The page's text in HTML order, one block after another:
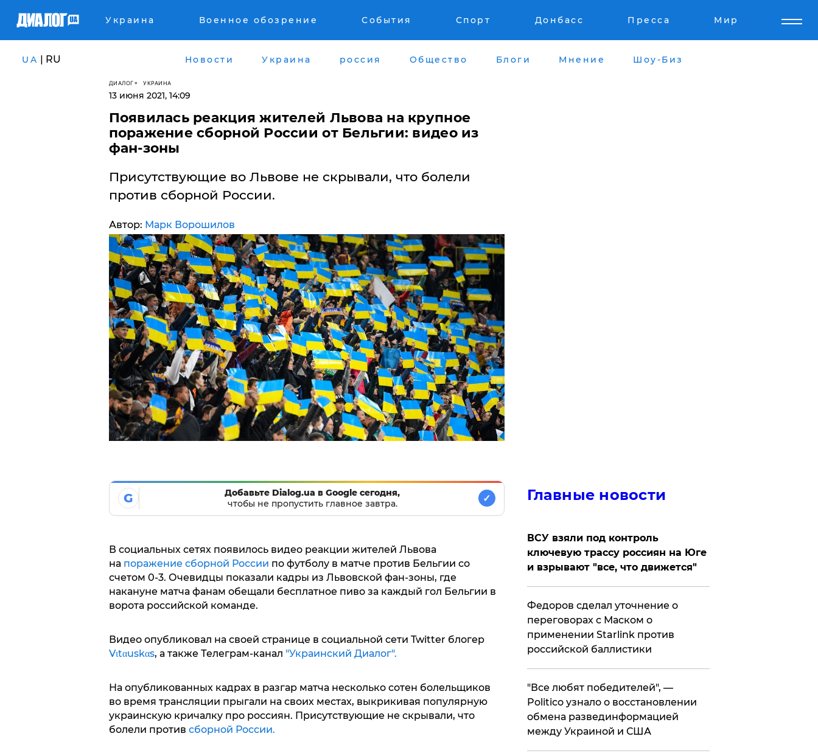
Украина Военное обозрение События Спорт Донбасс Пресса Мир
UA | RU Новости Украина россия Общество Блоги Мнение Шоу-Биз
ДИАЛОГ УКРАИНА
13 июня 2021, 14:09
Появилась реакция жителей Львова на крупное
поражение сборной России от Бельгии: видео из
фан-зоны
Присутствующие во Львове не скрывали, что болели
против ​сборной России.
Автор: Марк Ворошилов
G
Добавьте Dialog.ua в Google сегодня,
чтобы не пропустить главное завтра.
✓
В социальных сетях появилось видео реакции жителей Львова
на поражение сборной России по футболу в матче против Бельгии со
счетом 0-3. Очевидцы показали кадры из Львовской фан-зоны, где
накануне матча фанам обещали бесплатное пиво за каждый гол Бельгии в
ворота российской команде.
Видео опубликовал на своей странице в социальной сети Twitter блогер
Vιtαuskαs, а также Телеграм-канал "Украинский Диалог".
На опубликованных кадрах в разгар матча несколько сотен болельщиков
во время трансляции прыгали на своих местах, выкрикивая популярную
украинскую кричалку про россиян. Присутствующие не скрывали, что
болели против сборной России.
Главные новости
ВСУ взяли под контроль
ключевую трассу россиян на Юге
и взрывают "все, что движется"
Федоров сделал уточнение о
переговорах с Маском о
применении Starlink против
российской баллистики
​"Все любят победителей", —
Politico узнало о восстановлении
обмена развединформацией
между Украиной и США